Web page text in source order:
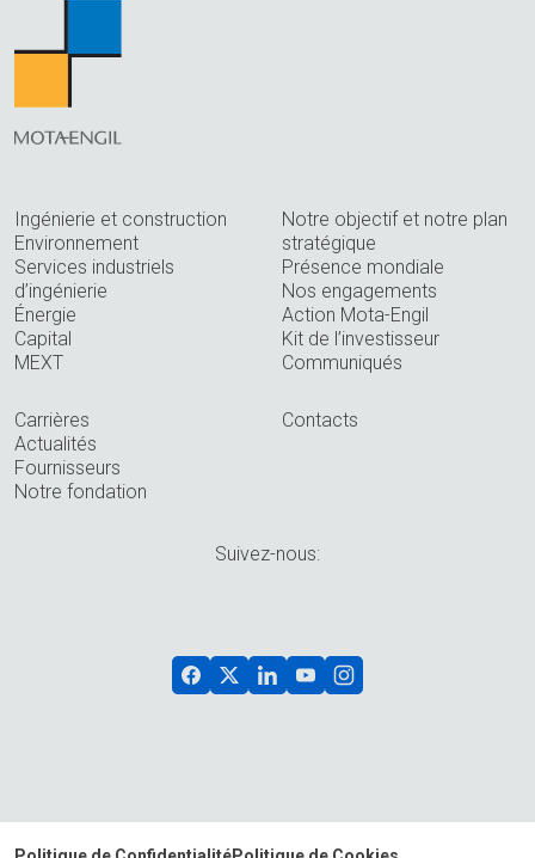
Ingénierie et construction
Environnement
Services industriels
d’ingénierie
Énergie
Capital
MEXT
Notre objectif et notre plan
stratégique
Présence mondiale
Nos engagements
Action Mota-Engil
Kit de l’investisseur
Communiqués
Carrières
Actualités
Fournisseurs
Notre fondation
Contacts
Suivez-nous: